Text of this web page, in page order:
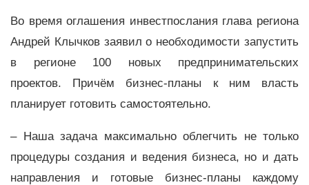
Во время оглашения инвестпослания глава региона
Андрей Клычков заявил о необходимости запустить
в регионе 100 новых предпринимательских
проектов. Причём бизнес-планы к ним власть
планирует готовить самостоятельно.
– Наша задача максимально облегчить не только
процедуры создания и ведения бизнеса, но и дать
направления и готовые бизнес-планы каждому